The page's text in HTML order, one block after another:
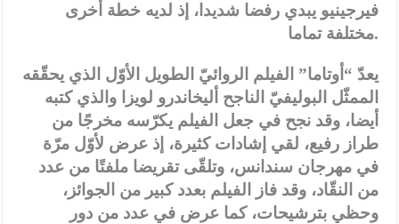
فيرجينيو يبدي رفضا شديدا، إذ لديه خطة أخرى
مختلفة تماما.
يعدّ “أوتاما” الفيلم الروائيّ الطويل الأوّل الذي يحقّقه
الممثّل البوليفيّ الناجح أليخاندرو لويزا والذي كتبه
أيضا، وقد نجح في جعل الفيلم يكرّسه مخرجًا من
طراز رفيع، لقي إشادات كثيرة، إذ عرض لأوّل مرّة
في مهرجان سندانس، وتلقّى تقريضا ملفتًا من عدد
من النقّاد، وقد فاز الفيلم بعدد كبير من الجوائز،
وحظي بترشيحات، كما عرض في عدد من دور